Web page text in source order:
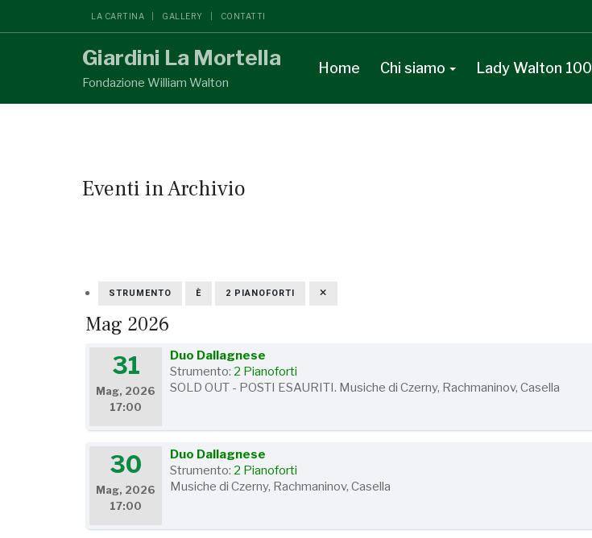
LA CARTINA GALLERY CONTATTI
Giardini La Mortella
Fondazione William Walton
Home Chi siamo Lady Walton 100
Eventi in Archivio
STRUMENTO È 2 PIANOFORTI
Mag 2026
31
Mag, 2026
17:00
Duo Dallagnese
Strumento: 2 Pianoforti
SOLD OUT - POSTI ESAURITI. Musiche di Czerny, Rachmaninov, Casella
30
Mag, 2026
17:00
Duo Dallagnese
Strumento: 2 Pianoforti
Musiche di Czerny, Rachmaninov, Casella